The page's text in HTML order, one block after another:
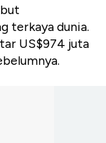
terkaya dunia.
US$974 juta